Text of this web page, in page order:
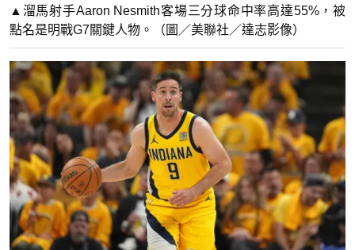
▲溜馬射手Aaron Nesmith客場三分球命中率高達55%，被
點名是明戰G7關鍵人物。（圖／美聯社／達志影像）